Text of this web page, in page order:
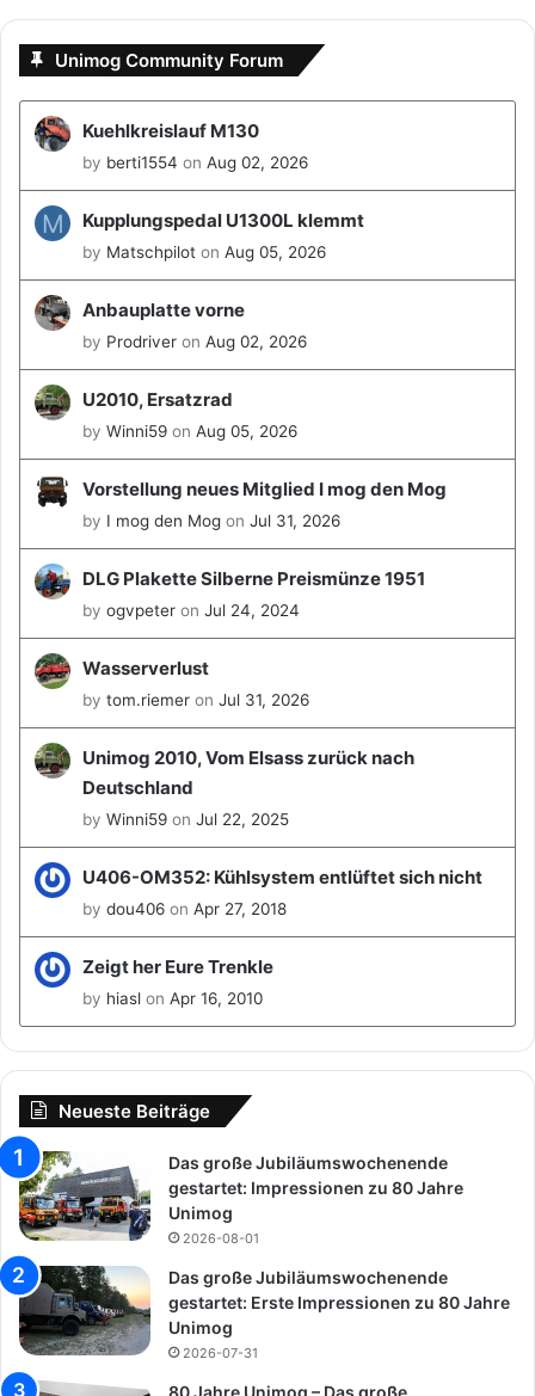
Unimog Community Forum
Kuehlkreislauf M130
by berti1554 on Aug 02, 2026
M Kupplungspedal U1300L klemmt
by Matschpilot on Aug 05, 2026
Anbauplatte vorne
by Prodriver on Aug 02, 2026
U2010, Ersatzrad
by Winni59 on Aug 05, 2026
Vorstellung neues Mitglied I mog den Mog
by I mog den Mog on Jul 31, 2026
DLG Plakette Silberne Preismünze 1951
by ogvpeter on Jul 24, 2024
Wasserverlust
by tom.riemer on Jul 31, 2026
Unimog 2010, Vom Elsass zurück nach
Deutschland
by Winni59 on Jul 22, 2025
U406-OM352: Kühlsystem entlüftet sich nicht
by dou406 on Apr 27, 2018
Zeigt her Eure Trenkle
by hiasl on Apr 16, 2010
Neueste Beiträge
Das große Jubiläumswochenende
gestartet: Impressionen zu 80 Jahre
Unimog
2026-08-01
Das große Jubiläumswochenende
gestartet: Erste Impressionen zu 80 Jahre
Unimog
2026-07-31
80 Jahre Unimog – Das große